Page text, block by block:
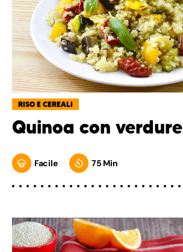
RISO E CEREALI
Quinoa con verdure
Facile 75 Min